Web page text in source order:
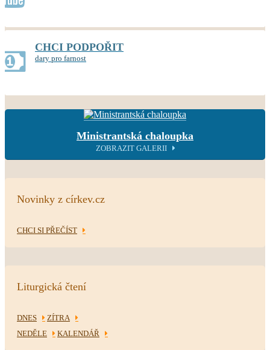
CHCI PODPOŘIT
dary pro farnost
Ministrantská chaloupka
ZOBRAZIT GALERII
Novinky z církev.cz
CHCI SI PŘEČÍST
Liturgická čtení
DNES
ZÍTRA
NEDĚLE
KALENDÁŘ